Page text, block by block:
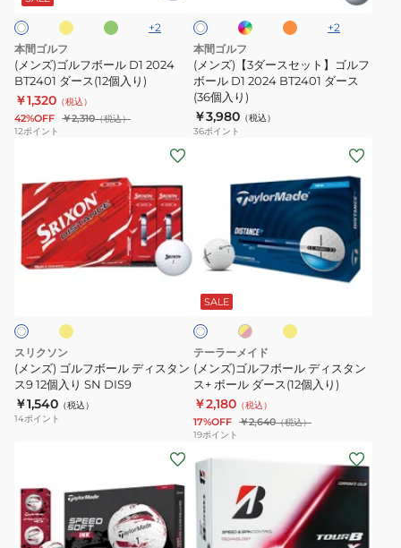
ル
D1
2024
BT2401
ダ
ー
個
入
り)
+2
本間ゴルフ
(メンズ)ゴルフボール D1 2024
BT2401 ダース(12個入り)
￥1,320 （税込）
42%OFF ￥2,310（税込）
12ポイント
ッ
ト】
ゴ
ル
フ
ボ
BT2401
ダ
ス
個
入
り)
ー +2
本間ゴルフ
(メンズ)【3ダースセット】ゴルフ
ボール D1 2024 BT2401 ダース
(36個入り)
￥3,980 （税込）
36ポイント
ズ)
ゴ
ル
フ
ル
デ
ィ
ス
タ
12
個
入
スリクソン
(メンズ) ゴルフボール ディスタン
ス9 12個入り SN DIS9
￥1,540 （税込）
14ポイント
フ
ー
ル
デ
ィ
ス
タ
ン
+
ボ
ー
ル
SALE
イ
ン
ク
イ
ロ
テーラーメイド
(メンズ)ゴルフボール ディスタン
ス+ ボール ダース(12個入り)
￥2,180 （税込）
17%OFF ￥2,640（税込）
19ポイント
ズ)
ゴ
ル
ン
ズ)
ゴ
ル